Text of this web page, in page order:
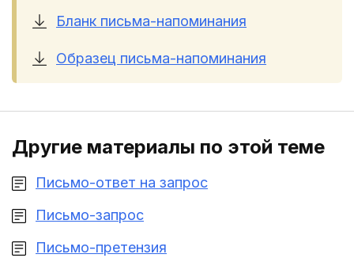
Бланк письма-напоминания
Образец письма-напоминания
Другие материалы по этой теме
Письмо-ответ на запрос
Письмо-запрос
Письмо-претензия